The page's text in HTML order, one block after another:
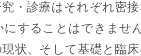
・診療はそれぞれ密
にすることはできませ
状、そして基礎と臨